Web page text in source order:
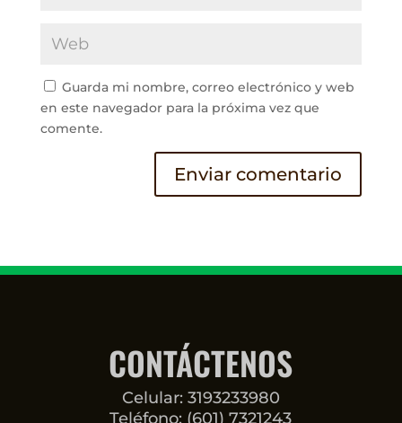
Guarda mi nombre, correo electrónico y web
en este navegador para la próxima vez que
comente.
CONTÁCTENOS
Celular: 3193233980
Teléfono: (601) 7321243